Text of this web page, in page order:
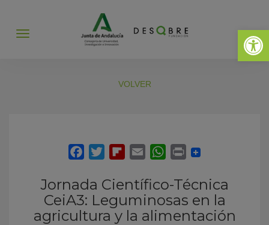
Abrir
Abrir
VOLVER
Jornada Científico-Técnica
CeiA3: Leguminosas en la
agricultura y la alimentación